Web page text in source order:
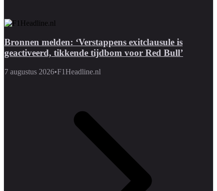
Bronnen melden: ‘Verstappens exitclausule is
geactiveerd, tikkende tijdbom voor Red Bull’
7 augustus 2026•F1Headline.nl